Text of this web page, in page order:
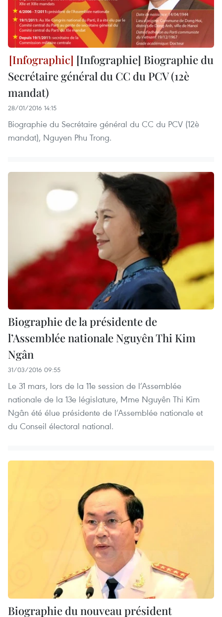
[Infographie] Biographie du
Secrétaire général du CC du PCV (12è
mandat)
28/01/2016 14:15
Biographie du Secrétaire général du CC du PCV (12è
mandat), Nguyen Phu Trong.
Biographie de la présidente de
l’Assemblée nationale Nguyên Thi Kim
Ngân
31/03/2016 09:55
Le 31 mars, lors de la 11e session de l’Assemblée
nationale de la 13e législature, Mme Nguyên Thi Kim
Ngân été élue présidente de l’Assemblée nationale et
du Conseil électoral national.
Biographie du nouveau président